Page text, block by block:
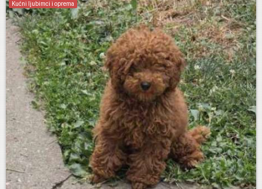
Kućni ljubimci i oprema